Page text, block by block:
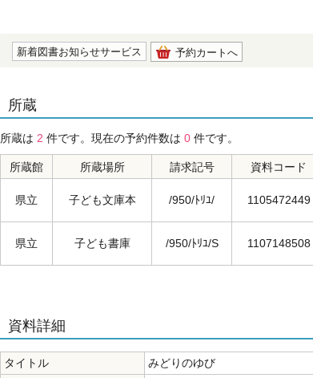
新着図書お知らせサービス 予約カートへ
所蔵
所蔵は 2 件です。現在の予約件数は 0 件です。
所蔵館 所蔵場所 請求記号 資料コード
県立 子ども文庫本 /950/ﾄﾘﾕ/ 1105472449
県立 子ども書庫 /950/ﾄﾘﾕ/S 1107148508
資料詳細
タイトル
みどりのゆび